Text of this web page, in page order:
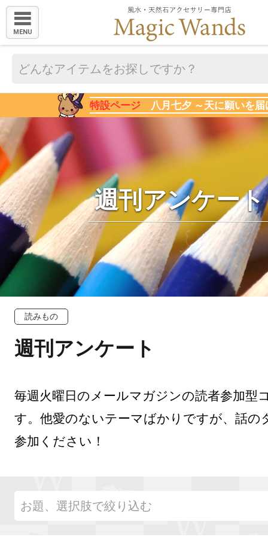
MENU
特設ページ 八月七夕 ～天に願いを届
週刊アンケート
読みもの
週刊アンケート
毎週火曜日のメールマガジンの読者参加型
す。他愛のないテーマばかりですが、話の
参加ください！